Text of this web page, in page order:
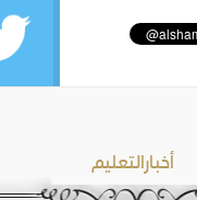
أخبارالتعليم